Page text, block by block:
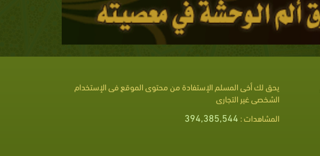
يحق لك أخى المسلم الإستفادة من محتوى الموقع فى الإستخدام
الشخصى غير التجارى
المشاهدات : 394,385,544